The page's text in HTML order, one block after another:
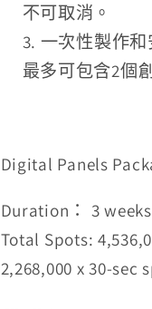
不可取消。
一次性製作
最多可包含2個
Digital Panels
Duration： 3
Total Spots:
2,268,000 x 30-sec